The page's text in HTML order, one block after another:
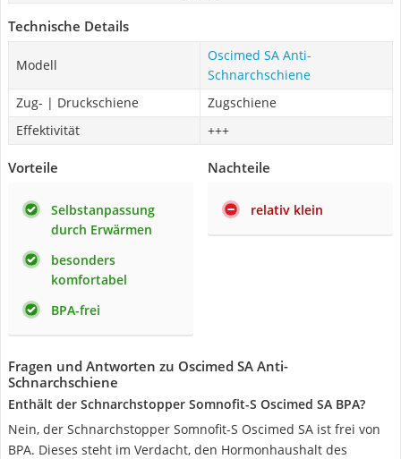
Technische Details
Modell
Oscimed SA Anti-
Schnarchschiene
Zug- | Druckschiene
Zugschiene
Effektivität
+++
Vorteile
Selbstanpassung
durch Erwärmen
besonders
komfortabel
BPA-frei
Nachteile
relativ klein
Fragen und Antworten zu Oscimed SA Anti-
Schnarchschiene
Enthält der Schnarchstopper Somnofit-S Oscimed SA BPA?
Nein, der Schnarchstopper Somnofit-S Oscimed SA ist frei von
BPA. Dieses steht im Verdacht, den Hormonhaushalt des